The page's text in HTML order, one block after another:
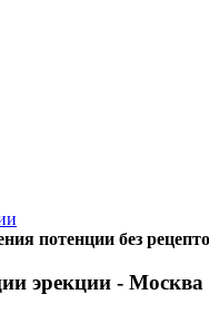
потенции без
эрекции - Москва